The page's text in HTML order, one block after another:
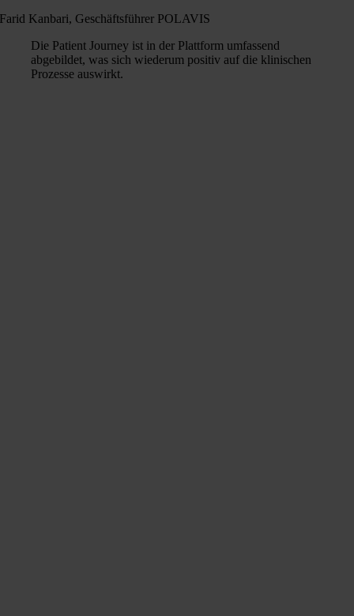
Farid Kanbari, Geschäftsführer POLAVIS
Die Patient Journey ist in der Plattform umfassend
abgebildet, was sich wiederum positiv auf die klinischen
Prozesse auswirkt.